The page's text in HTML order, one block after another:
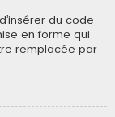
du code
en forme qui
remplacée par